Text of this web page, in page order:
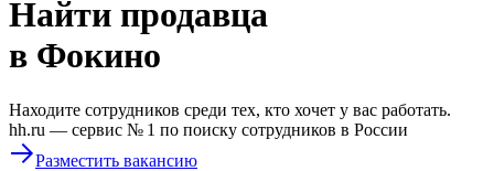
Найти продавца
в Фокино
Находите сотрудников среди тех, кто хочет у вас работать.
hh.ru — сервис № 1 по поиску сотрудников в России
Разместить вакансию